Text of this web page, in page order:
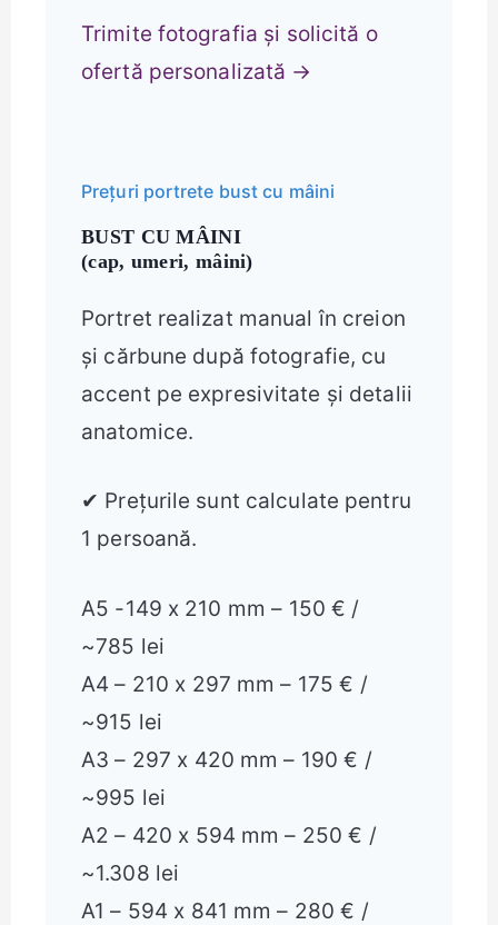
Trimite fotografia și solicită o
ofertă personalizată →
Prețuri portrete bust cu mâini
BUST CU MÂINI
(cap, umeri, mâini)
Portret realizat manual în creion
și cărbune după fotografie, cu
accent pe expresivitate și detalii
anatomice.
✔ Prețurile sunt calculate pentru
1 persoană.
A5 -149 x 210 mm – 150 € /
~785 lei
A4 – 210 x 297 mm – 175 € /
~915 lei
A3 – 297 x 420 mm – 190 € /
~995 lei
A2 – 420 x 594 mm – 250 € /
~1.308 lei
A1 – 594 x 841 mm – 280 € /